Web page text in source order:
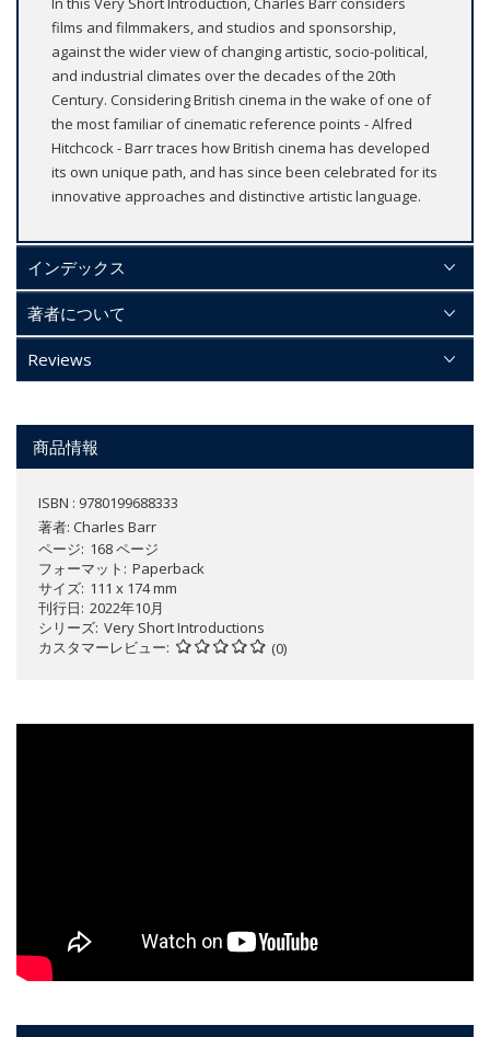
films and filmmakers, and studios and sponsorship,
against the wider view of changing artistic, socio-political,
and industrial climates over the decades of the 20th
Century. Considering British cinema in the wake of one of
the most familiar of cinematic reference points - Alfred
Hitchcock - Barr traces how British cinema has developed
its own unique path, and has since been celebrated for its
innovative approaches and distinctive artistic language.
インデックス
著者について
Reviews
商品情報
ISBN : 9780199688333
著者: Charles Barr
ページ 168 ページ
フォーマット
Paperback
サイズ 111 x 174 mm
刊行日 2022年10月
シリーズ Very Short Introductions
カスタマーレビュー
(0)